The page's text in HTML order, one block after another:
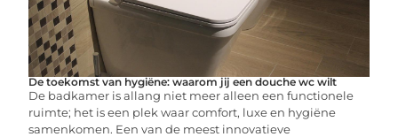
De toekomst van hygiëne: waarom jij een douche wc wilt
De badkamer is allang niet meer alleen een functionele
ruimte; het is een plek waar comfort, luxe en hygiëne
samenkomen. Een van de meest innovatieve